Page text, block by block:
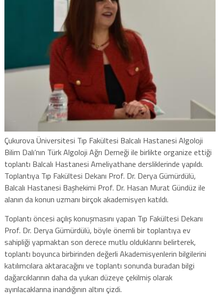
Çukurova Üniversitesi Tıp Fakültesi Balcalı Hastanesi Algoloji
Bilim Dalı’nın Türk Algoloji Ağrı Derneği ile birlikte organize ettiği
toplantı Balcalı Hastanesi Ameliyathane dersliklerinde yapıldı.
Toplantıya Tıp Fakültesi Dekanı Prof. Dr. Derya Gümürdülü,
Balcalı Hastanesi Başhekimi Prof. Dr. Hasan Murat Gündüz ile
alanın da konun uzmanı birçok akademisyen katıldı.
Toplantı öncesi açılış konuşmasını yapan Tıp Fakültesi Dekanı
Prof. Dr. Derya Gümürdülü, böyle önemli bir toplantıya ev
sahipliği yapmaktan son derece mutlu olduklarını belirterek,
toplantı boyunca birbirinden değerli Akademisyenlerin bilgilerini
katılımcılara aktaracağını ve toplantı sonunda buradan bilgi
dağarcıklarının daha da yukarı düzeye çekilmiş olarak
ayırılacaklarına inandığının altını çizdi.